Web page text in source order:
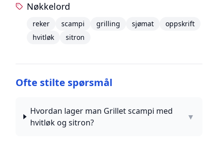
Nøkkelord
reker scampi grilling sjømat
oppskrift
hvitløk
sitron
Ofte stilte spørsmål
Hvordan lager man Grillet scampi med
hvitløk og sitron?
▼